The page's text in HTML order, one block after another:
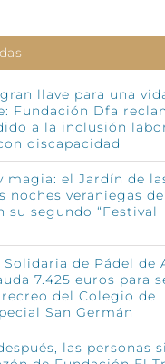
llave para una
Fundación Dfa
a la inclusión
discapacidad
magia: el Jardín de
noches veraniegas
su segundo “Festival
Solidaria de Pádel de
7.425 euros para
del Colegio de
San Germán
las personas